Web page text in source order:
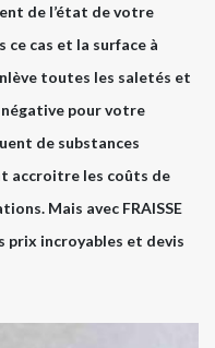
de l’état de votre
ce cas et la surface à
toutes les saletés et
négative pour votre
de substances
accroitre les coûts de
Mais avec FRAISSE
prix incroyables et devis